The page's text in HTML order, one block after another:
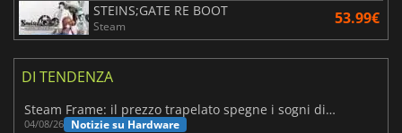
STEINS;GATE RE BOOT
Steam 53.99€
DI TENDENZA
Steam Frame: il prezzo trapelato spegne i sogni di un VR economico
04/08/26 Notizie su Hardware